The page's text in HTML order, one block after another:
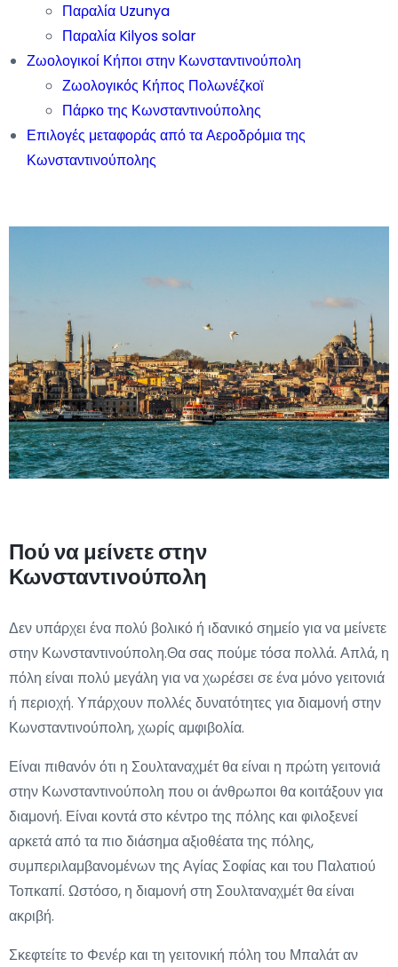
Παραλία Uzunya
Παραλία Kilyos solar
Ζωολογικοί Κήποι στην Κωνσταντινούπολη
Ζωολογικός Κήπος Πολωνέζκοϊ
Πάρκο της Κωνσταντινούπολης
Επιλογές μεταφοράς από τα Αεροδρόμια της
Κωνσταντινούπολης
Πού να μείνετε στην
Κωνσταντινούπολη
Δεν υπάρχει ένα πολύ βολικό ή ιδανικό σημείο για να μείνετε
στην Κωνσταντινούπολη.Θα σας πούμε τόσα πολλά. Απλά, η
πόλη είναι πολύ μεγάλη για να χωρέσει σε ένα μόνο γειτονιά
ή περιοχή. Υπάρχουν πολλές δυνατότητες για διαμονή στην
Κωνσταντινούπολη, χωρίς αμφιβολία.
Είναι πιθανόν ότι η Σουλταναχμέτ θα είναι η πρώτη γειτονιά
στην Κωνσταντινούπολη που οι άνθρωποι θα κοιτάξουν για
διαμονή. Είναι κοντά στο κέντρο της πόλης και φιλοξενεί
αρκετά από τα πιο διάσημα αξιοθέατα της πόλης,
συμπεριλαμβανομένων της Αγίας Σοφίας και του Παλατιού
Τοπκαπί. Ωστόσο, η διαμονή στη Σουλταναχμέτ θα είναι
ακριβή.
Σκεφτείτε το Φενέρ και τη γειτονική πόλη του Μπαλάτ αν